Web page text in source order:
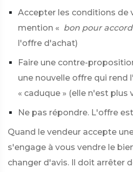
Accepter les conditions de
mention « bon pour accord
l'offre d'achat)
Faire une contre-
une nouvelle offre qui rend
« caduque » (elle n'est plus
Ne pas répondre. L'offre
Quand le vendeur accepte
s'engage à vous vendre le
changer d'avis. Il doit arrêter